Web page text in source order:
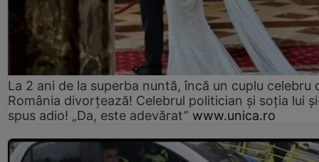
La 2 ani de la superba nuntă, încă un cuplu celebru
România divorțează! Celebrul politician și soția lui
spus adio! „Da, este adevărat” www.unica.ro